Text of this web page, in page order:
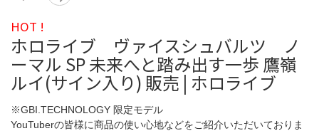
HOT !
ホロライブ ヴァイスシュバルツ ノ
ーマル SP 未来へと踏み出す一歩 鷹嶺
ルイ(サイン入り) 販売 | ホロライブ
※GBI.TECHNOLOGY 限定モデル
YouTuberの皆様に商品の使い心地などをご紹介いただいておりま